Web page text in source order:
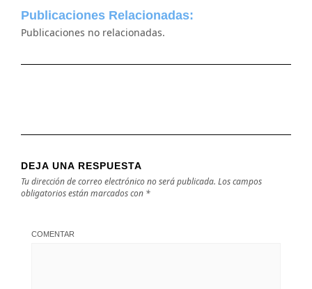
Publicaciones Relacionadas:
Publicaciones no relacionadas.
DEJA UNA RESPUESTA
Tu dirección de correo electrónico no será publicada. Los campos
obligatorios están marcados con *
COMENTAR